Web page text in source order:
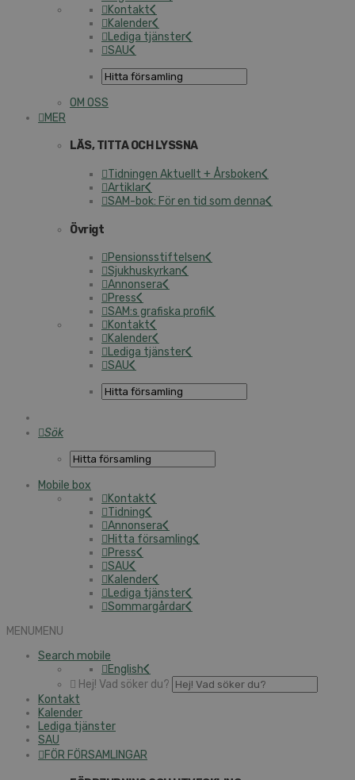
Kontakt
Kalender
Lediga tjänster
SAU
OM OSS
MER
LÄS, TITTA OCH LYSSNA
Tidningen Aktuellt + Årsboken
Artiklar
SAM-bok: För en tid som denna
Övrigt
Pensionsstiftelsen
Sjukhuskyrkan
Annonsera
Press
SAM:s grafiska profil
Kontakt
Kalender
Lediga tjänster
SAU
Sök
Mobile box
Kontakt
Tidning
Annonsera
Hitta församling
Press
SAU
Kalender
Lediga tjänster
Sommargårdar
MENUMENU
Search mobile
English
Hej! Vad söker du?
Kontakt
Kalender
Lediga tjänster
SAU
FÖR FÖRSAMLINGAR